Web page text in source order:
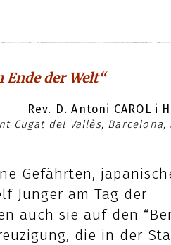
der Welt“
Rev. D. Antoni CAROL i
Cugat del Vallès, Barcelona,
Gefährten,
Jünger am Tag der
auch sie auf den
die in der